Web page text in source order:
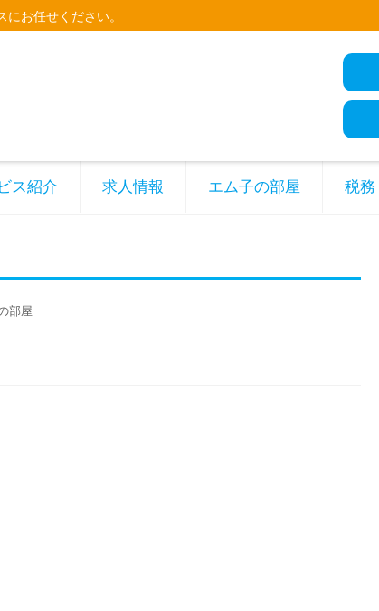
お任せください。
ス紹介 求人情報 エム子の部屋 税務
部屋